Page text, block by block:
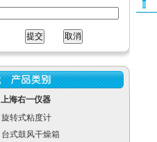
上海右一仪器
旋转式粘度计
台式鼓风干燥箱